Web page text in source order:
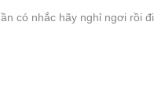
có nhắc hãy nghỉ ngơi rồi đi